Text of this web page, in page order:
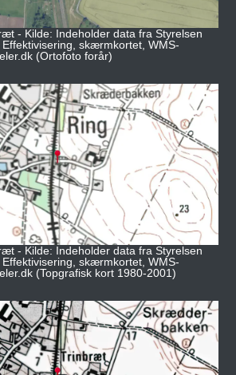
- Kilde: Indeholder data fra Styrelsen
skærmkortet, WMS-
(Ortofoto forår)
- Kilde: Indeholder data fra Styrelsen
skærmkortet, WMS-
(Topgrafisk kort 1980-2001)